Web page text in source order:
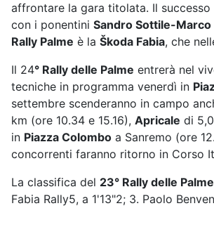
affrontare la gara titolata. Il successo
con i ponentini Sandro Sottile-Marco
Rally Palme è la Škoda Fabia, che
Il 24° Rally delle Palme entrerà nel
tecniche in programma venerdì in
settembre scenderanno in campo
km (ore 10.34 e 15.16), Apricale di
in Piazza Colombo a Sanremo (ore
concorrenti faranno ritorno in Corso
La classifica del 23° Rally delle Palme
Fabia Rally5, a 1'13"2; 3. Paolo